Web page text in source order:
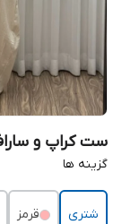
ست کراپ و
گزینه ها
شتری قرمز